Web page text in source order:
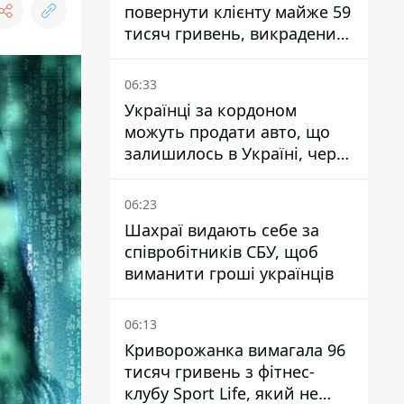
повернути клієнту майже 59
тисяч гривень, викрадених
шахраями
06:33
Українці за кордоном
можуть продати авто, що
залишилось в Україні, через
Дію - МВС
06:23
Шахраї видають себе за
співробітників СБУ, щоб
виманити гроші українців
06:13
Криворожанка вимагала 96
тисяч гривень з фітнес-
клубу Sport Life, який не